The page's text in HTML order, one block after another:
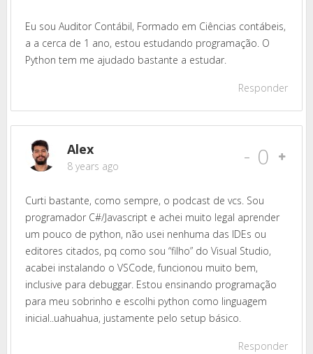
Eu sou Auditor Contábil, Formado em Ciências contábeis,
a a cerca de 1 ano, estou estudando programação. O
Python tem me ajudado bastante a estudar.
Responder
Alex
8 years ago - 0
Curti bastante, como sempre, o podcast de vcs. Sou
programador C#/Javascript e achei muito legal aprender
um pouco de python, não usei nenhuma das IDEs ou
editores citados, pq como sou “filho” do Visual Studio,
acabei instalando o VSCode, funcionou muito bem,
inclusive para debuggar. Estou ensinando programação
para meu sobrinho e escolhi python como linguagem
inicial..uahuahua, justamente pelo setup básico.
Responder